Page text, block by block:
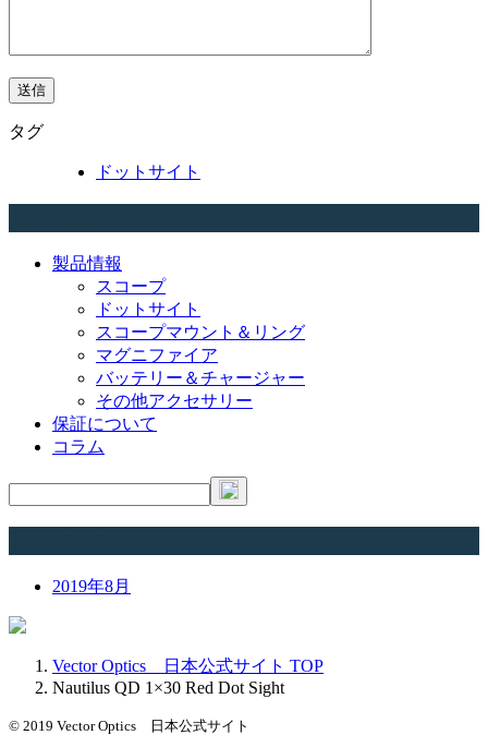
タグ
ドットサイト
製品情報
スコープ
ドットサイト
スコープマウント＆リング
マグニファイア
バッテリー＆チャージャー
その他アクセサリー
保証について
コラム
2019年8月
Vector Optics 日本公式サイト TOP
Nautilus QD 1×30 Red Dot Sight
© 2019 Vector Optics 日本公式サイト